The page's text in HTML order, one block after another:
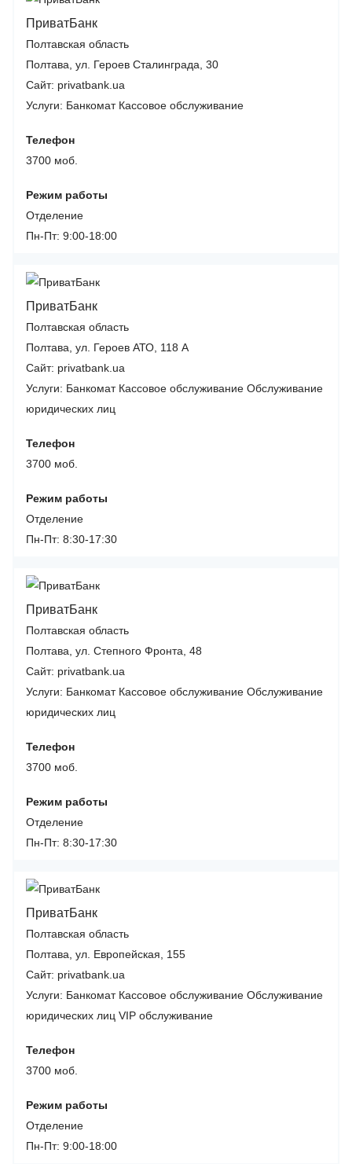
ПриватБанк
Полтавская область
Полтава, ул. Героев Сталинграда, 30
Сайт: privatbank.ua
Услуги: Банкомат Кассовое обслуживание
Телефон
3700 моб.
Режим работы
Отделение
Пн-Пт: 9:00-18:00
ПриватБанк
Полтавская область
Полтава, ул. Героев АТО, 118 А
Сайт: privatbank.ua
Услуги: Банкомат Кассовое обслуживание Обслуживание
юридических лиц
Телефон
3700 моб.
Режим работы
Отделение
Пн-Пт: 8:30-17:30
ПриватБанк
Полтавская область
Полтава, ул. Степного Фронта, 48
Сайт: privatbank.ua
Услуги: Банкомат Кассовое обслуживание Обслуживание
юридических лиц
Телефон
3700 моб.
Режим работы
Отделение
Пн-Пт: 8:30-17:30
ПриватБанк
Полтавская область
Полтава, ул. Европейская, 155
Сайт: privatbank.ua
Услуги: Банкомат Кассовое обслуживание Обслуживание
юридических лиц VIP обслуживание
Телефон
3700 моб.
Режим работы
Отделение
Пн-Пт: 9:00-18:00